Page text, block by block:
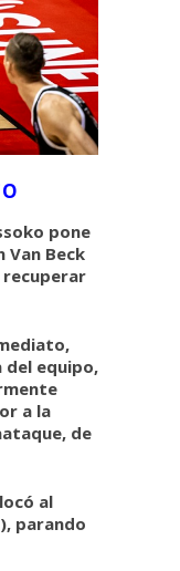
pone
Van Beck
recuperar
del equipo,
a la
de
al
parando